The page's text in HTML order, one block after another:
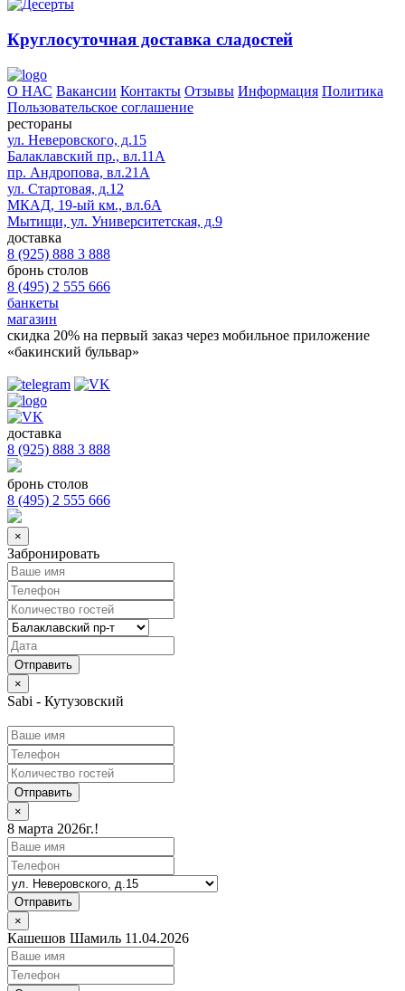
Круглосуточная доставка сладостей
О НАС Вакансии Контакты Отзывы Информация Политика
Пользовательское соглашение
рестораны
ул. Неверовского, д.15
Балаклавский пр., вл.11А
пр. Андропова, вл.21А
ул. Стартовая, д.12
МКАД, 19-ый км., вл.6А
Мытищи, ул. Университетская, д.9
доставка
8 (925) 888 3 888
бронь столов
8 (495) 2 555 666
банкеты
магазин
скидка 20% на первый заказ через мобильное приложение
«бакинский бульвар»
доставка
8 (925) 888 3 888
бронь столов
8 (495) 2 555 666
×
Забронировать
×
Sabi - Кутузовский
Отправить
×
8 марта 2026г.!
Отправить
×
Кашешов Шамиль 11.04.2026